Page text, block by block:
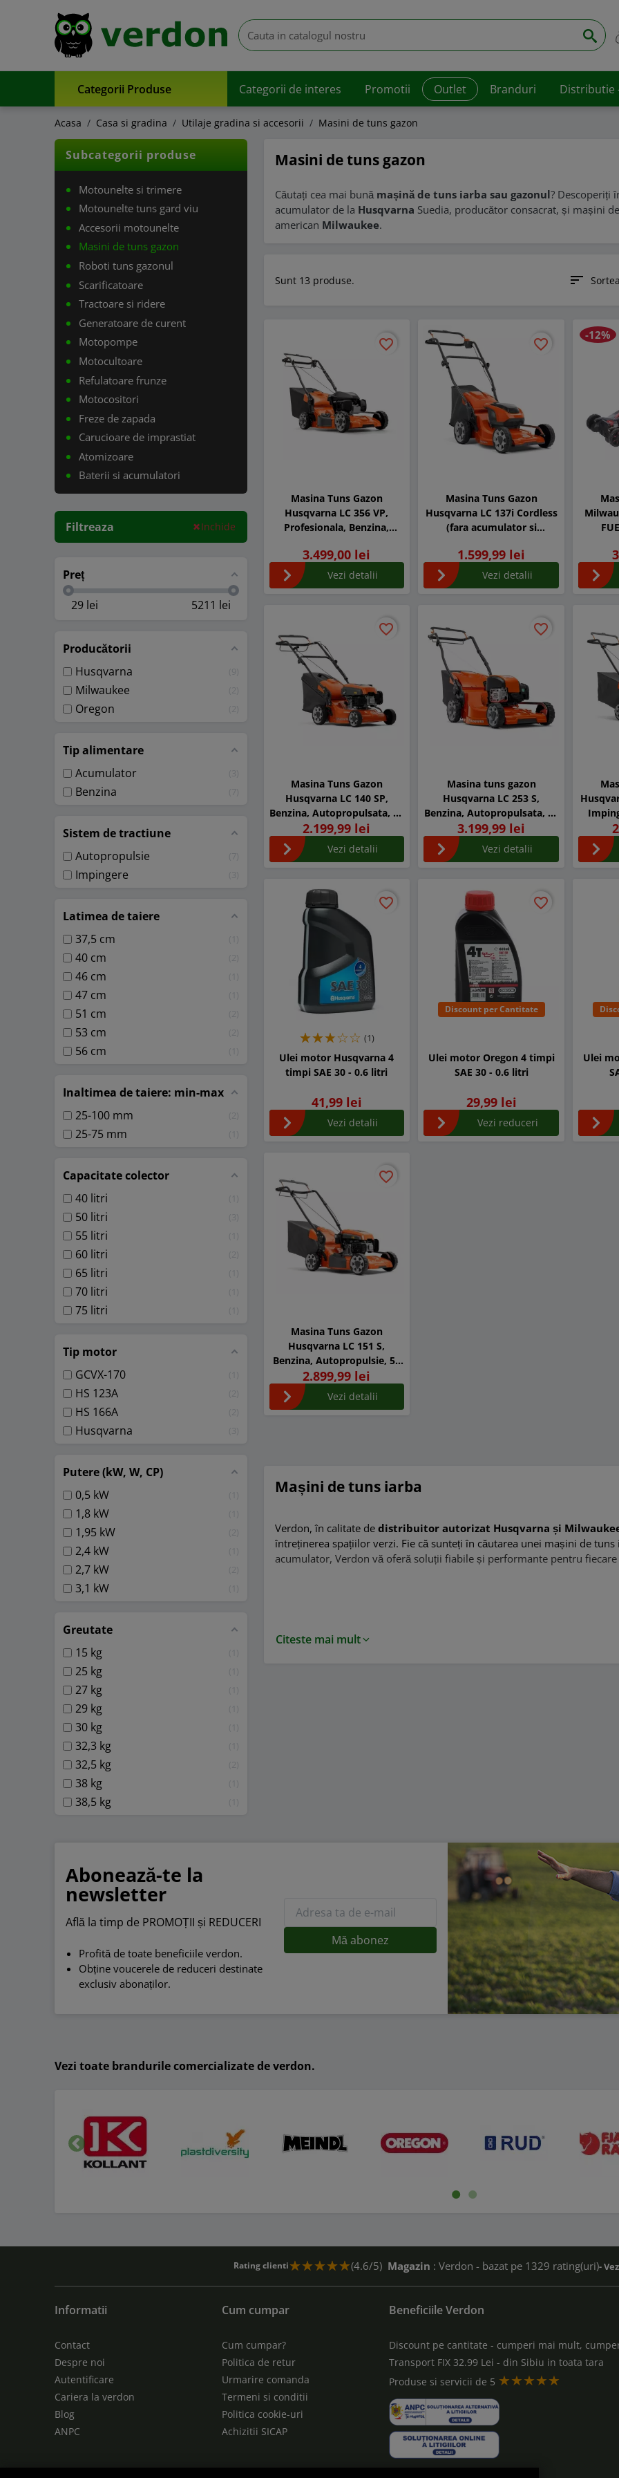
Categorii Produse Categorii de interes Promotii Outlet Branduri Distributie
Acasa Casa si gradina Utilaje gradina si accesorii Masini de tuns gazon
Subcategorii produse
Motounelte si trimere
Motounelte tuns gard viu
Accesorii motounelte
Masini de tuns gazon
Roboti tuns gazonul
Scarificatoare
Tractoare si ridere
Generatoare de curent
Motopompe
Motocultoare
Refulatoare frunze
Motocositori
Freze de zapada
Carucioare de imprastiat
Atomizoare
Baterii si acumulatori
Filtreaza Inchide
Preț
29 lei 5211 lei
Producătorii
Husqvarna
Milwaukee 2
Oregon 2
Tip alimentare
Acumulator
3
Benzina 7
Sistem de tractiune
Autopropulsie
7
Impingere 3
Latimea de taiere
37,5 cm
40 cm 2
46 cm
47 cm
51 cm 2
53 cm 2
56 cm
Inaltimea de taiere: min-max
25-100 mm
2
25-75 mm
Capacitate colector
40 litri
50 litri 3
55 litri
60 litri 2
65 litri
70 litri
75 litri
Tip motor
GCVX-170
HS 123A 2
HS 166A 2
Husqvarna 3
Putere (kW, W, CP)
0,5 kW
1,8 kW
1,95 kW 2
2,4 kW
2,7 kW 2
3,1 kW
Greutate
15 kg
25 kg
27 kg
29 kg
30 kg
32,3 kg
32,5 kg 2
38 kg
38,5 kg
Masini de tuns gazon
Căutați cea mai bună mașină de tuns iarba sau gazonul? Descoperiți
acumulator de la Husqvarna Suedia, producător consacrat, și mașini
american Milwaukee.
Sunt 13 produse. sort
favorite_border
favorite_border
Masina Tuns Gazon
Husqvarna LC 356 VP,
Profesionala, Benzina,
latime taiere
3.499,00 lei
Vezi detalii
favorite_border
favorite_border
Masina Tuns Gazon
Husqvarna LC 137i Cordless
(fara acumulator si
1.599,99 lei
Vezi detalii
-12%
favorite_border
favorite_border
Masina Tuns Gazon
Husqvarna LC 140 SP,
Benzina, Autopropulsata, 40
cm latime taiere
2.199,99 lei
Vezi detalii
favorite_border
favorite_border
Masina tuns gazon
Husqvarna LC 253 S,
Benzina, Autopropulsata, 53
cm latime taiere
3.199,99 lei
Vezi detalii
favorite_border
favorite_border
(1)
Ulei motor Husqvarna 4
timpi SAE 30 - 0.6 litri
41,99 lei
Vezi detalii
Discount per Cantitate
favorite_border
favorite_border
Ulei motor Oregon 4 timpi
SAE 30 - 0.6 litri
29,99 lei
Vezi reduceri
Ulei
favorite_border
favorite_border
Masina Tuns Gazon
Husqvarna LC 151 S,
Benzina, Autopropulsie, 51
cm latime taiere
2.899,99 lei
Vezi detalii
Mașini de tuns iarba
Verdon, în calitate de distribuitor autorizat Husqvarna și
întreținerea spațiilor verzi. Fie că sunteți în căutarea unei mașini de
acumulator, Verdon vă oferă soluții fiabile și performante pentru fiecare
Mașini de tuns iarba Milwaukee cu acumulator
Milwaukee este un brand american renumit pentru inovațiile sale în
de industrii, inclusiv pentru întreținerea spațiilor verzi.
Mașinile de tuns iarba cu acumulator de la Milwaukee oferă
necesitatea utilizării combustibililor fosili. Aceste mașini sunt ideale
preferă o întreținere mai simplă și mai curată a gazonului.
Cumpărând o mașină de tuns iarba Husqvarna sau Milwaukee de pe
De asemenea, clienții noștri beneficiază de servicii de suport tehnic și
echipamentul potrivit nevoilor dumneavoastră. În plus, avem oferte
asigurându-vă că investiția făcută aduce beneficii pe termen lung.
Citeste mai mult
Abonează-te la
newsletter
Află la timp de PROMOȚII și REDUCERI
Profită de toate beneficiile verdon.
Obține voucerele de reduceri destinate
exclusiv abonaților.
Vezi toate brandurile comercializate de verdon.
Inapoi
Rating clienti (4.6/5) Magazin : Verdon - bazat pe 1329 rating(uri)-
Informatii
Contact
Despre noi
Autentificare
Cariera la verdon
Blog
ANPC
Cum cumpar
Cum cumpar?
Politica de retur
Urmarire comanda
Termeni si conditii
Politica cookie-uri
Achizitii SICAP
Beneficiile Verdon
Discount pe cantitate - cumperi mai mult,
Transport FIX 32.99 Lei - din Sibiu in toata tara
Produse si servicii de 5 ★★★★★